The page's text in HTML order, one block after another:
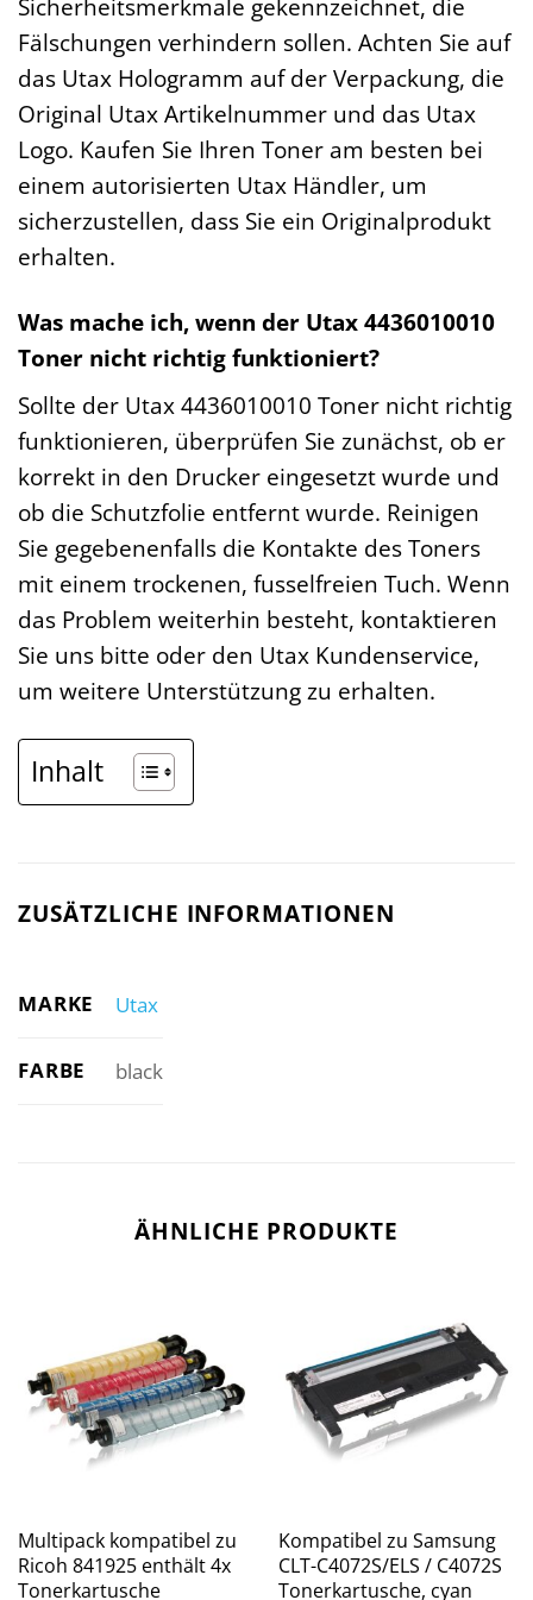
Sicherheitsmerkmale gekennzeichnet, die
Fälschungen verhindern sollen. Achten Sie auf
das Utax Hologramm auf der Verpackung, die
Original Utax Artikelnummer und das Utax
Logo. Kaufen Sie Ihren Toner am besten bei
einem autorisierten Utax Händler, um
sicherzustellen, dass Sie ein Originalprodukt
erhalten.
Was mache ich, wenn der Utax 4436010010
Toner nicht richtig funktioniert?
Sollte der Utax 4436010010 Toner nicht richtig
funktionieren, überprüfen Sie zunächst, ob er
korrekt in den Drucker eingesetzt wurde und
ob die Schutzfolie entfernt wurde. Reinigen
Sie gegebenenfalls die Kontakte des Toners
mit einem trockenen, fusselfreien Tuch. Wenn
das Problem weiterhin besteht, kontaktieren
Sie uns bitte oder den Utax Kundenservice,
um weitere Unterstützung zu erhalten.
Inhalt
ZUSÄTZLICHE INFORMATIONEN
MARKE Utax
FARBE black
ÄHNLICHE PRODUKTE
Multipack kompatibel zu
Ricoh 841925 enthält 4x
Tonerkartusche
Kompatibel zu Samsung
CLT-C4072S/ELS / C4072S
Tonerkartusche, cyan